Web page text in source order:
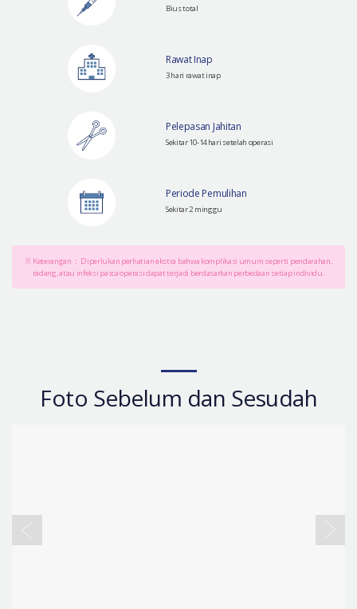
Bius total
Rawat Inap
3 hari rawat inap
Pelepasan Jahitan
Sekitar 10-14 hari setelah operasi
Periode Pemulihan
Sekitar 2 minggu
※ Keterangan： Diperlukan perhatian ekstra bahwa komplikasi umum seperti pendarahan,
radang, atau infeksi pasca operasi dapat terjadi berdasarkan perbedaan setiap individu.
Foto Sebelum dan Sesudah